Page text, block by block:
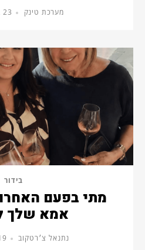
מערכת טינק 23 ביולי, 2026
בידור
מתי בפעם
אמא שלך
נתנאל צ׳רטקוב 19